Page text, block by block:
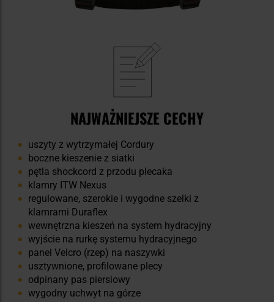
NAJWAŻNIEJSZE CECHY
uszyty z wytrzymałej Cordury
boczne kieszenie z siatki
pętla shockcord z przodu plecaka
klamry ITW Nexus
regulowane, szerokie i wygodne szelki z
klamrami Duraflex
wewnętrzna kieszeń na system hydracyjny
wyjście na rurkę systemu hydracyjnego
panel Velcro (rzep) na naszywki
usztywnione, profilowane plecy
odpinany pas piersiowy
wygodny uchwyt na górze